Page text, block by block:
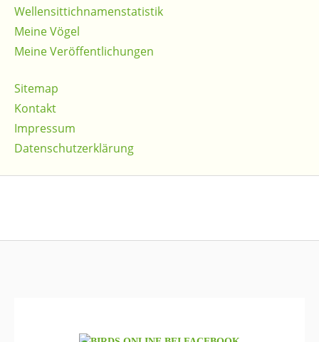
Wellensittichnamenstatistik
Meine Vögel
Meine Veröffentlichungen
Sitemap
Kontakt
Impressum
Datenschutzerklärung